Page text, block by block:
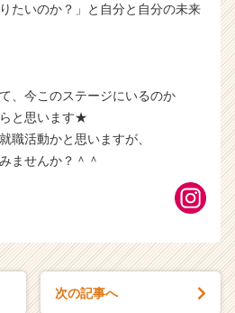
たいのか？」と自分と自分の未来
、今このステージにいるのか
と思います★
職活動かと思いますが、
ませんか？＾＾
次の記事へ